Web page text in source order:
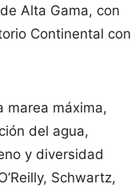
Alta Gama, con
Continental con
marea máxima,
del agua,
y diversidad
Schwartz,